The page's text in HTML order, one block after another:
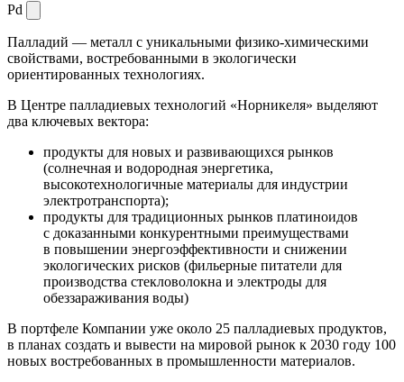
Pd
Палладий — металл с уникальными физико-химическими
свойствами, востребованными в экологически
ориентированных технологиях.
В Центре палладиевых технологий «Норникеля» выделяют
два ключевых вектора:
продукты для новых и развивающихся рынков
(солнечная и водородная энергетика,
высокотехнологичные материалы для индустрии
электротранспорта);
продукты для традиционных рынков платиноидов
с доказанными конкурентными преимуществами
в повышении энергоэффективности и снижении
экологических рисков (фильерные питатели для
производства стекловолокна и электроды для
обеззараживания воды)
В портфеле Компании уже около 25 палладиевых продуктов,
в планах создать и вывести на мировой рынок к 2030 году 100
новых востребованных в промышленности материалов.